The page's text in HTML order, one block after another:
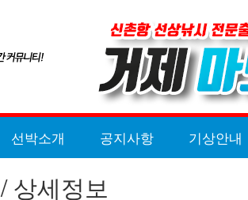
선박소개 공지사항 기상안내
/ 상세정보